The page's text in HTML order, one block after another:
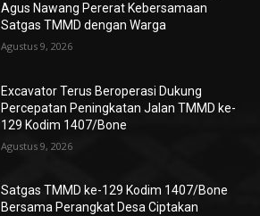
Agus Nawang Pererat Kebersamaan
Satgas TMMD dengan Warga
Agustus 9, 2026
Excavator Terus Beroperasi Dukung
Percepatan Peningkatan Jalan TMMD ke-
129 Kodim 1407/Bone
Agustus 9, 2026
Satgas TMMD ke-129 Kodim 1407/Bone
Bersama Perangkat Desa Ciptakan